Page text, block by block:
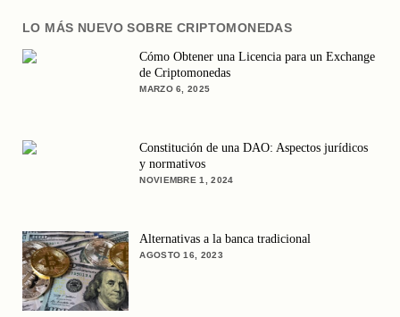
LO MÁS NUEVO SOBRE CRIPTOMONEDAS
Cómo Obtener una Licencia para un Exchange
de Criptomonedas
MARZO 6, 2025
Constitución de una DAO: Aspectos jurídicos
y normativos
NOVIEMBRE 1, 2024
Alternativas a la banca tradicional
AGOSTO 16, 2023